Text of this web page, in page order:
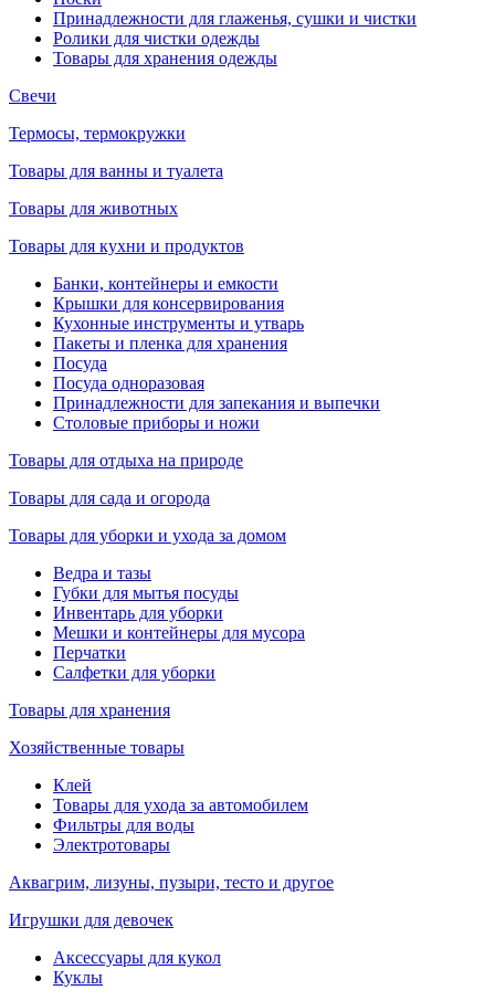
Принадлежности для глаженья, сушки и чистки
Ролики для чистки одежды
Товары для хранения одежды
Свечи
Термосы, термокружки
Товары для ванны и туалета
Товары для животных
Товары для кухни и продуктов
Банки, контейнеры и емкости
Крышки для консервирования
Кухонные инструменты и утварь
Пакеты и пленка для хранения
Посуда
Посуда одноразовая
Принадлежности для запекания и выпечки
Столовые приборы и ножи
Товары для отдыха на природе
Товары для сада и огорода
Товары для уборки и ухода за домом
Ведра и тазы
Губки для мытья посуды
Инвентарь для уборки
Мешки и контейнеры для мусора
Перчатки
Салфетки для уборки
Товары для хранения
Хозяйственные товары
Клей
Товары для ухода за автомобилем
Фильтры для воды
Электротовары
Аквагрим, лизуны, пузыри, тесто и другое
Игрушки для девочек
Аксессуары для кукол
Куклы